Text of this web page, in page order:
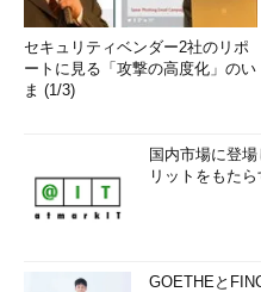
セキュリティベンダー2社のリポ
ートに見る「攻撃の高度化」のい
ま (1/3)
国内市場に登
リットをもた
GOETHEと